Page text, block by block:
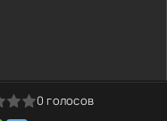
0 голосов